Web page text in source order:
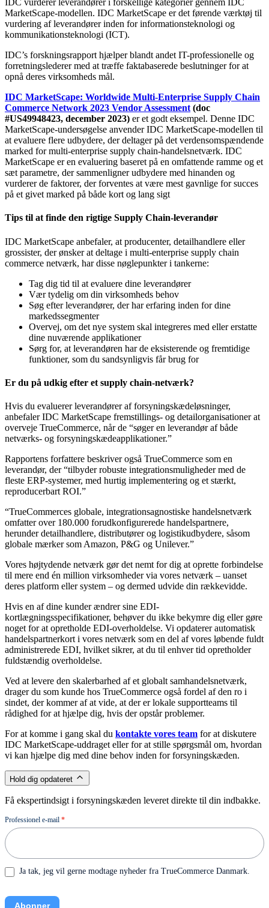
IDC vurderer leverandører i forskellige kategorier gennem IDC
MarketScape-modellen. IDC MarketScape er det førende værktøj til
vurdering af leverandører inden for informationsteknologi og
kommunikationsteknologi (ICT).
IDC’s forskningsrapport hjælper blandt andet IT-professionelle og
forretningslederer med at træffe faktabaserede beslutninger for at
opnå deres virksomheds mål.
IDC MarketScape: Worldwide Multi-Enterprise Supply Chain
Commerce Network 2023 Vendor Assessment (doc
#US49948423, december 2023) er et godt eksempel. Denne IDC
MarketScape-undersøgelse anvender IDC MarketScape-modellen til
at evaluere flere udbydere, der deltager på det verdensomspændende
marked for multi-enterprise supply chain-handelsnetværk. IDC
MarketScape er en evaluering baseret på en omfattende ramme og et
sæt parametre, der sammenligner udbydere med hinanden og
vurderer de faktorer, der forventes at være mest gavnlige for succes
på et givet marked på både kort og lang sigt
Tips til at finde den rigtige Supply Chain-leverandør
IDC MarketScape anbefaler, at producenter, detailhandlere eller
grossister, der ønsker at deltage i multi-enterprise supply chain
commerce netværk, har disse nøglepunkter i tankerne:
Tag dig tid til at evaluere dine leverandører
Vær tydelig om din virksomheds behov
Søg efter leverandører, der har erfaring inden for dine
markedssegmenter
Overvej, om det nye system skal integreres med eller erstatte
dine nuværende applikationer
Sørg for, at leverandøren har de eksisterende og fremtidige
funktioner, som du sandsynligvis får brug for
Er du på udkig efter et supply chain-netværk?
Hvis du evaluerer leverandører af forsyningskædeløsninger,
anbefaler IDC MarketScape fremstillings- og detailorganisationer at
overveje TrueCommerce, når de “søger en leverandør af både
netværks- og forsyningskædeapplikationer.”
Rapportens forfattere beskriver også TrueCommerce som en
leverandør, der “tilbyder robuste integrationsmuligheder med de
fleste ERP-systemer, med hurtig implementering og et stærkt,
reproducerbart ROI.”
“TrueCommerces globale, integrationsagnostiske handelsnetværk
omfatter over 180.000 forudkonfigurerede handelspartnere,
herunder detailhandlere, distributører og logistikudbydere, såsom
globale mærker som Amazon, P&G og Unilever.”
Vores højtydende netværk gør det nemt for dig at oprette forbindelse
til mere end én million virksomheder via vores netværk – uanset
deres platform eller system – og dermed udvide din rækkevidde.
Hvis en af dine kunder ændrer sine EDI-
kortlægningsspecifikationer, behøver du ikke bekymre dig eller gøre
noget for at opretholde EDI-overholdelse. Vi opdaterer automatisk
handelspartnerkort i vores netværk som en del af vores løbende fuldt
administrerede EDI, hvilket sikrer, at du til enhver tid opretholder
fuldstændig overholdelse.
Ved at levere den skalerbarhed af et globalt samhandelsnetværk,
drager du som kunde hos TrueCommerce også fordel af den ro i
sindet, der kommer af at vide, at der er lokale supportteams til
rådighed for at hjælpe dig, hvis der opstår problemer.
For at komme i gang skal du kontakte vores team for at diskutere
IDC MarketScape-uddraget eller for at stille spørgsmål om, hvordan
vi kan hjælpe dig med dine behov inden for forsyningskæden.
Hold dig opdateret
Få ekspertindsigt i forsyningskæden leveret direkte til din indbakke.
Nyhedsbrev
Professionel e-mail *
Ja tak, jeg vil gerne modtage nyheder fra TrueCommerce Danmark.
Abonner